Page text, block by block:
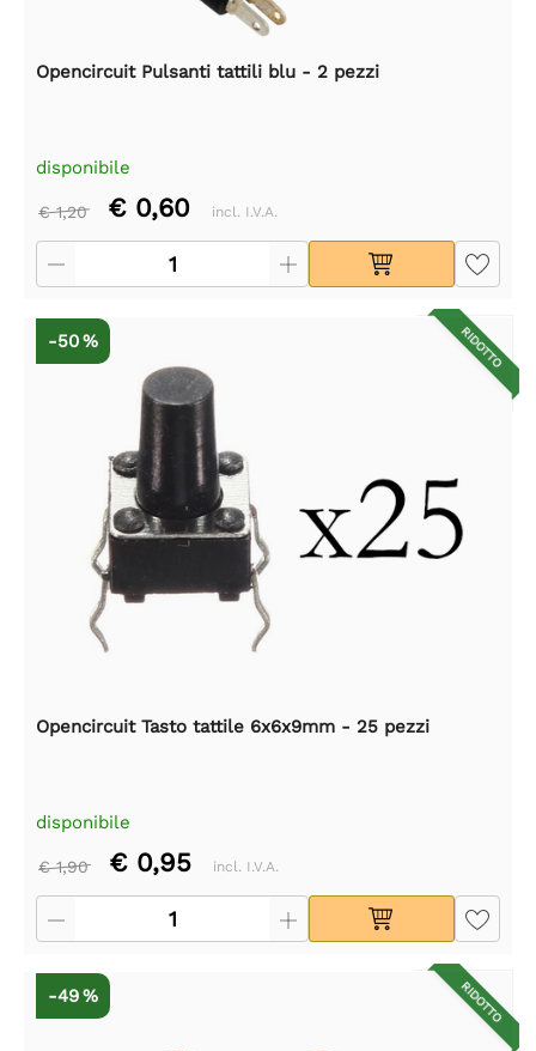
Opencircuit Pulsanti tattili blu - 2 pezzi
disponibile
€ 1,20 € 0,60 incl. I.V.A.
RIDOTTO
-50 %
Opencircuit Tasto tattile 6x6x9mm - 25 pezzi
disponibile
€ 1,90 € 0,95 incl. I.V.A.
RIDOTTO
-49 %